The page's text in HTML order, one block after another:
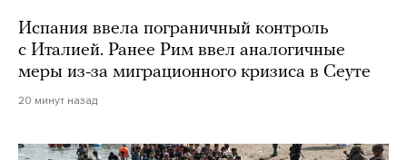
Испания ввела пограничный контроль
с Италией. Ранее Рим ввел аналогичные
меры из-за миграционного кризиса в Сеуте
20 минут назад